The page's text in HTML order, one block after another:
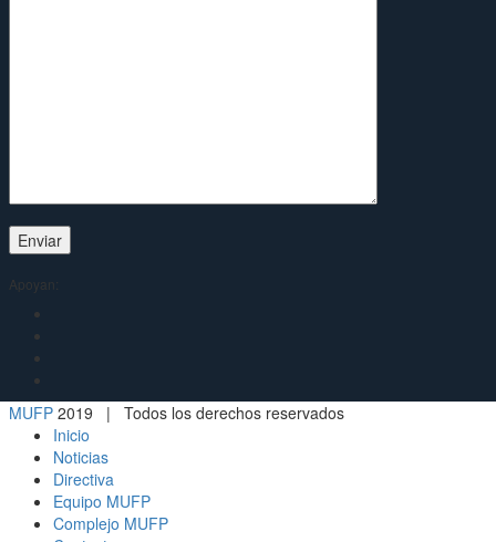
Apoyan:
MUFP 2019 | Todos los derechos reservados
Inicio
Noticias
Directiva
Equipo MUFP
Complejo MUFP